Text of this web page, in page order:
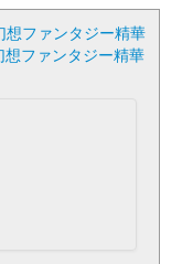
ファンタジー精華
ファンタジー精華